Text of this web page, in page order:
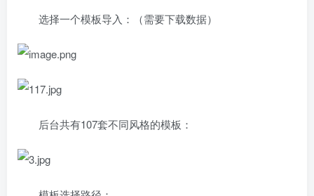
选择一个模板导入：（需要下载数据）
后台共有107套不同风格的模板：